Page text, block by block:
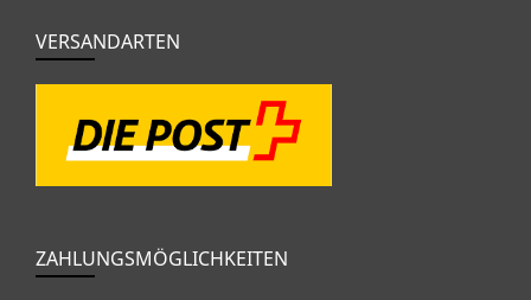
VERSANDARTEN
ZAHLUNGSMÖGLICHKEITEN